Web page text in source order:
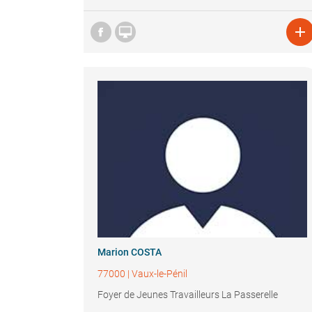
 
Marion COSTA
77000 | Vaux-le-Pénil
Foyer de Jeunes Travailleurs La Passerelle